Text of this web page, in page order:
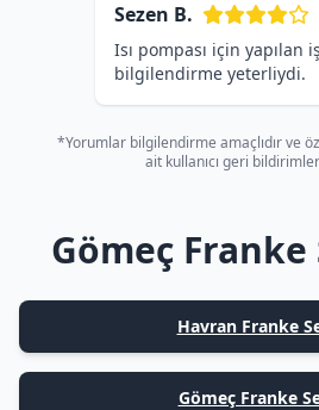
Sezen B.
Isı pompası için yapılan
bilgilendirme yeterliydi.
*Yorumlar bilgilendirme amaçlıdır ve
ait kullanıcı geri
Gömeç
Havran Franke
Gömeç Franke